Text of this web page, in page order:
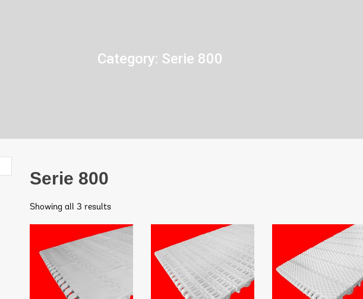
Category: Serie 800
Serie 800
Showing all 3 results